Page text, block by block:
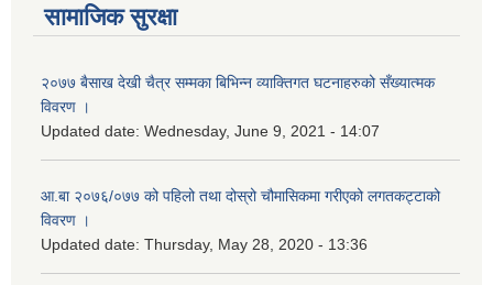
सामाजिक सुरक्षा
२०७७ बैसाख देखी चैत्र सम्मका बिभिन्न व्याक्तिगत घटनाहरुको सँख्यात्मक
विवरण ।
Updated date: Wednesday, June 9, 2021 - 14:07
आ.बा २०७६/०७७ को पहिलो तथा दोस्रो चौमासिकमा गरीएको लगतकट्टाको
विवरण ।
Updated date: Thursday, May 28, 2020 - 13:36